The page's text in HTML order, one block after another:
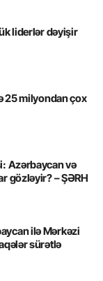
liderlər dəyişir
25 milyondan çox
Azərbaycan və
gözləyir? – ŞƏRH
ilə Mərkəzi
sürətlə